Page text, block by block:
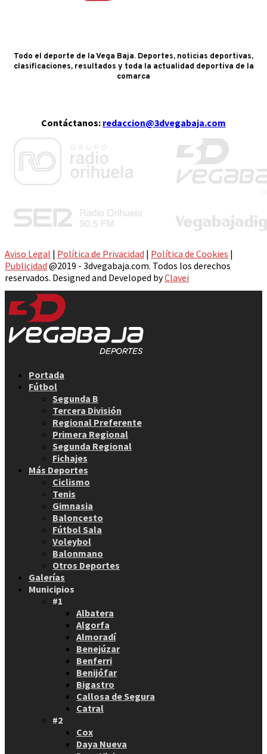
Todo el deporte de la Vega Baja. Deportes, noticias deportivas,
clasificaciones, resultados y toda la actualidad deportiva de la
comarca
Contáctanos: redaccion@3dvegabaja.com
Aviso Legal | Política de Privacidad | Política de Cookies |
Publicidad @2019 - 3dvegabaja.com. Todos los derechos
reservados. Designed and Developed byClavei
Portada
Fútbol
Segunda B
Tercera División
Regional Preferente
Primera Regional
Segunda Regional
Fichajes
Más Deportes
Ciclismo
Tenis
Gimnasia
Baloncesto
Fútbol Sala
Voleybol
Balonmano
Otros Deportes
Galerías
Municipios
#1
Albatera
Algorfa
Almoradí
Benejúzar
Benferri
Benijófar
Bigastro
Callosa de Segura
Catral
#2
Cox
Daya Nueva